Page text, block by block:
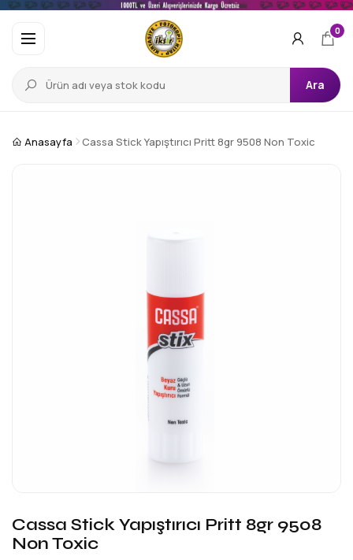
Ara
0
Anasayfa Cassa Stick Yapıştırıcı Pritt 8gr 9508 Non Toxic
Cassa Stick Yapıştırıcı Pritt 8gr 9508
Non Toxic